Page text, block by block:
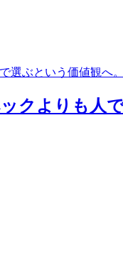
選ぶという価値観へ
クよりも人